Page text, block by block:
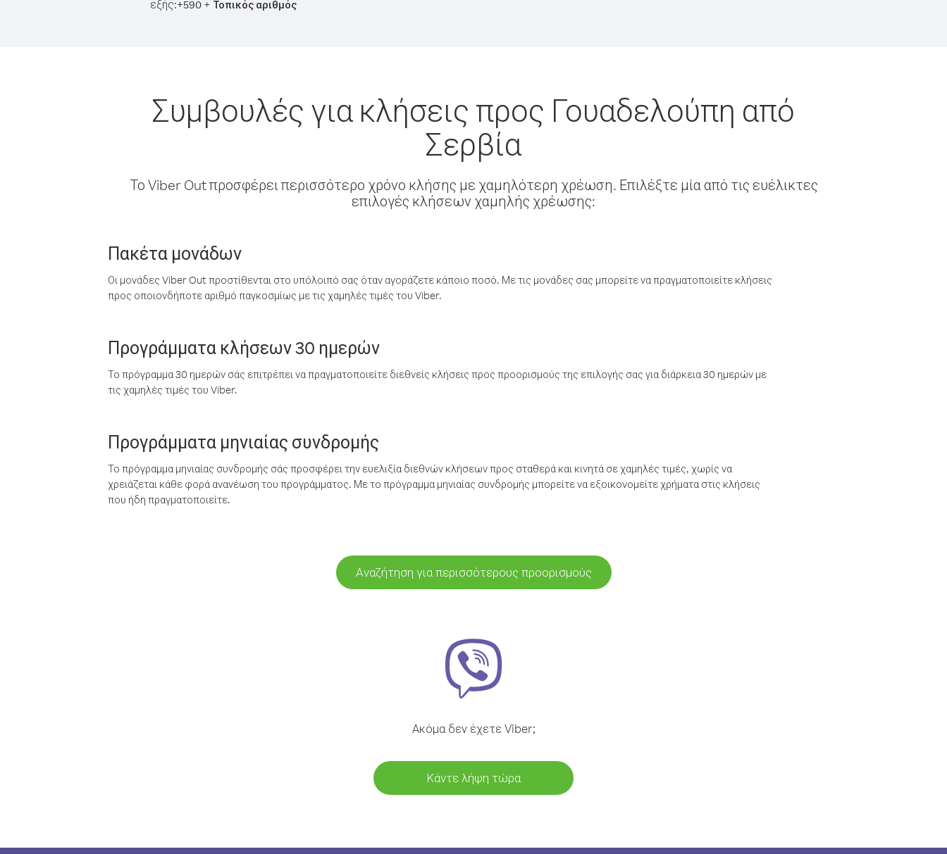
εξής:+590 + Τοπικός αριθμός
Συμβουλές για κλήσεις προς Γουαδελούπη από
Σερβία
Το Viber Out προσφέρει περισσότερο χρόνο κλήσης με χαμηλότερη χρέωση. Επιλέξτε μία από τις ευέλικτες
επιλογές κλήσεων χαμηλής χρέωσης:
Πακέτα μονάδων
Οι μονάδες Viber Out προστίθενται στο υπόλοιπό σας όταν αγοράζετε κάποιο ποσό. Με τις μονάδες σας μπορείτε να πραγματοποιείτε κλήσεις
προς οποιονδήποτε αριθμό παγκοσμίως με τις χαμηλές τιμές του Viber.
Προγράμματα κλήσεων 30 ημερών
Το πρόγραμμα 30 ημερών σάς επιτρέπει να πραγματοποιείτε διεθνείς κλήσεις προς προορισμούς της επιλογής σας για διάρκεια 30 ημερών με
τις χαμηλές τιμές του Viber.
Προγράμματα μηνιαίας συνδρομής
Το πρόγραμμα μηνιαίας συνδρομής σάς προσφέρει την ευελιξία διεθνών κλήσεων προς σταθερά και κινητά σε χαμηλές τιμές, χωρίς να
χρειάζεται κάθε φορά ανανέωση του προγράμματος. Με το πρόγραμμα μηνιαίας συνδρομής μπορείτε να εξοικονομείτε χρήματα στις κλήσεις
που ήδη πραγματοποιείτε.
Αναζήτηση για περισσότερους προορισμούς
Ακόμα δεν έχετε Viber;
Κάντε λήψη τώρα